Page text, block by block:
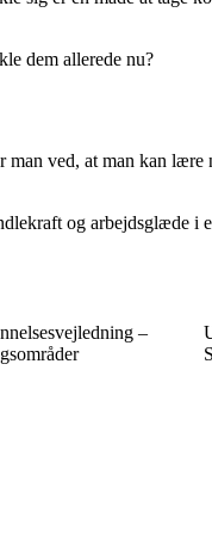
dem allerede nu?
ved, at man kan
og arbejdsglæde i
–